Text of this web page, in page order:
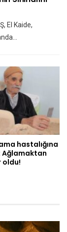
El Kaide,
hastalığına
Ağlamaktan
oldu!